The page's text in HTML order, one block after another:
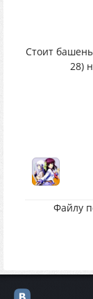
Стоит
28)
Файлу